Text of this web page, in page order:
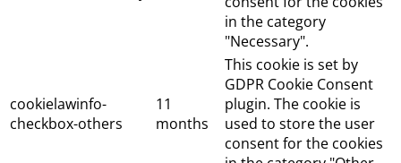
in the category
"Necessary".
cookielawinfo-
checkbox-others
11
months
This cookie is set by
GDPR Cookie Consent
plugin. The cookie is
used to store the user
consent for the cookies